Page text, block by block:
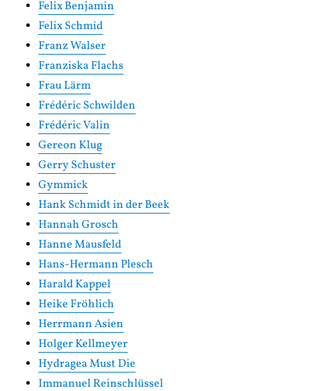
Felix Benjamin
Felix Schmid
Franz Walser
Franziska Flachs
Frau Lärm
Frédéric Schwilden
Frédéric Valin
Gereon Klug
Gerry Schuster
Gymmick
Hank Schmidt in der Beek
Hannah Grosch
Hanne Mausfeld
Hans-Hermann Plesch
Harald Kappel
Heike Fröhlich
Herrmann Asien
Holger Kellmeyer
Hydragea Must Die
Immanuel Reinschlüssel